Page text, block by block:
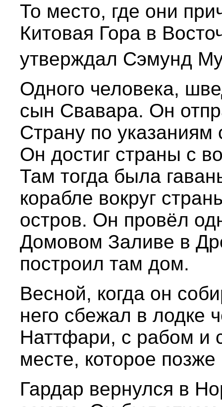
То место, где они
Китовая Гора в
утверждал Сэмунд
Одного человека,
сын Свавара. Он
Страну по
Он достиг страны с
Там тогда была
корабле вокруг
остров. Он провёл
Домовом Заливе в
построил там дом.
Весной, когда он
него сбежал в лодке
Наттфари, с рабом и
месте, которое
Гардар вернулся в